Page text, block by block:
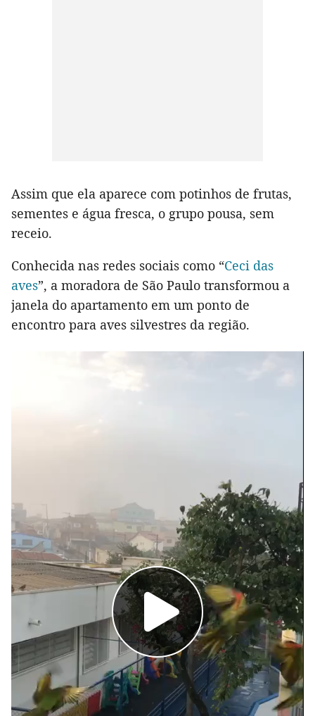
Assim que ela aparece com potinhos de frutas,
sementes e água fresca, o grupo pousa, sem
receio.
Conhecida nas redes sociais como “Ceci das
aves”, a moradora de São Paulo transformou a
janela do apartamento em um ponto de
encontro para aves silvestres da região.